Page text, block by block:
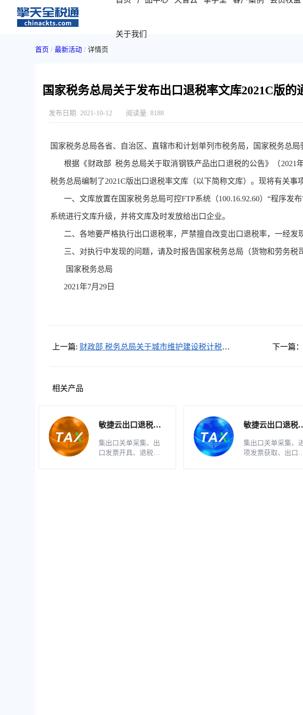
关于我们
首页 / 最新活动 / 详情页
国家税务总局关于发布出口退税率文库2021C版的
发布日期: 2021-10-12 阅读量: 8188
国家税务总局各省、自治区、直辖市和计划单列市税务局，国家税务总局
根据《财政部 税务总局关于取消钢铁产品出口退税的公告》（2021
税务总局编制了2021C版出口退税率文库（以下简称文库）。现将有关事
一、文库放置在国家税务总局可控FTP系统（100.16.92.60）“程序发
系统进行文库升级，并将文库及时发放给出口企业。
二、各地要严格执行出口退税率，严禁擅自改变出口退税率，一经发
三、对执行中发现的问题，请及时报告国家税务总局（货物和劳务税
国家税务总局
2021年7月29日
上一篇: 财政部 税务总局关于城市维护建设税计税依
下一篇：
相关产品
敏捷云出口退税申
集出口关单采集、出
口发票开具、退税明
敏捷云出口退税
集出口关单采集、
项发票获取、出口发